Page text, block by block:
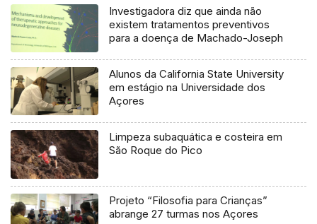
Investigadora diz que ainda não
existem tratamentos preventivos
para a doença de Machado-Joseph
Alunos da California State University
em estágio na Universidade dos
Açores
Limpeza subaquática e costeira em
São Roque do Pico
Projeto “Filosofia para Crianças”
abrange 27 turmas nos Açores